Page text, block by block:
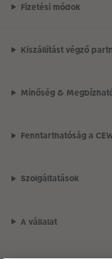
Fizetési módok
Kiszállítást végző
Minőség &
Fenntarthatóság a
Szolgáltatások
A vállalat